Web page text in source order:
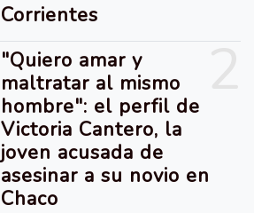
Corrientes
"Quiero amar y
maltratar al mismo
hombre": el perfil de
Victoria Cantero, la
joven acusada de
asesinar a su novio en
Chaco